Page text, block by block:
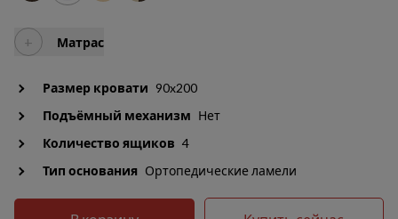
Размер кровати 90x200
Подъёмный механизм Нет
Количество ящиков 4
Тип основания Ортопедические ламели
+ Матрас